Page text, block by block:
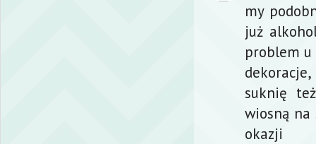
my
już
problem
suknię
wiosną
okazji